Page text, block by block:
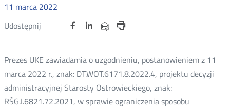
11 marca 2022
Udostępnij
Udostępnij
Otwórz Udostępnij
na
OtwórzUdostępnij
na
OtwórzUdostępnij
przez
Prezes UKE zawiadamia o uzgodnieniu, postanowieniem z 11
marca 2022 r., znak: DT.WOT.6171.8.2022.4, projektu decyzji
administracyjnej Starosty Ostrowieckiego, znak:
RŚG.I.6821.72.2021, w sprawie ograniczenia sposobu